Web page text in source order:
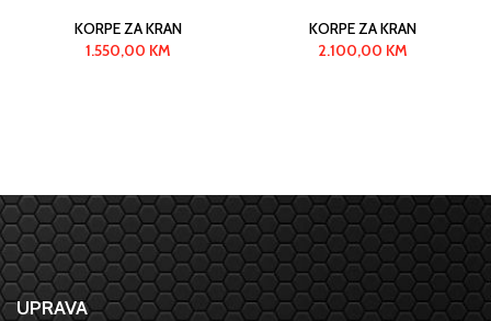
KORPE ZA KRAN
1.550,00 KM
KORPE ZA KRAN
2.100,00 KM
UPRAVA